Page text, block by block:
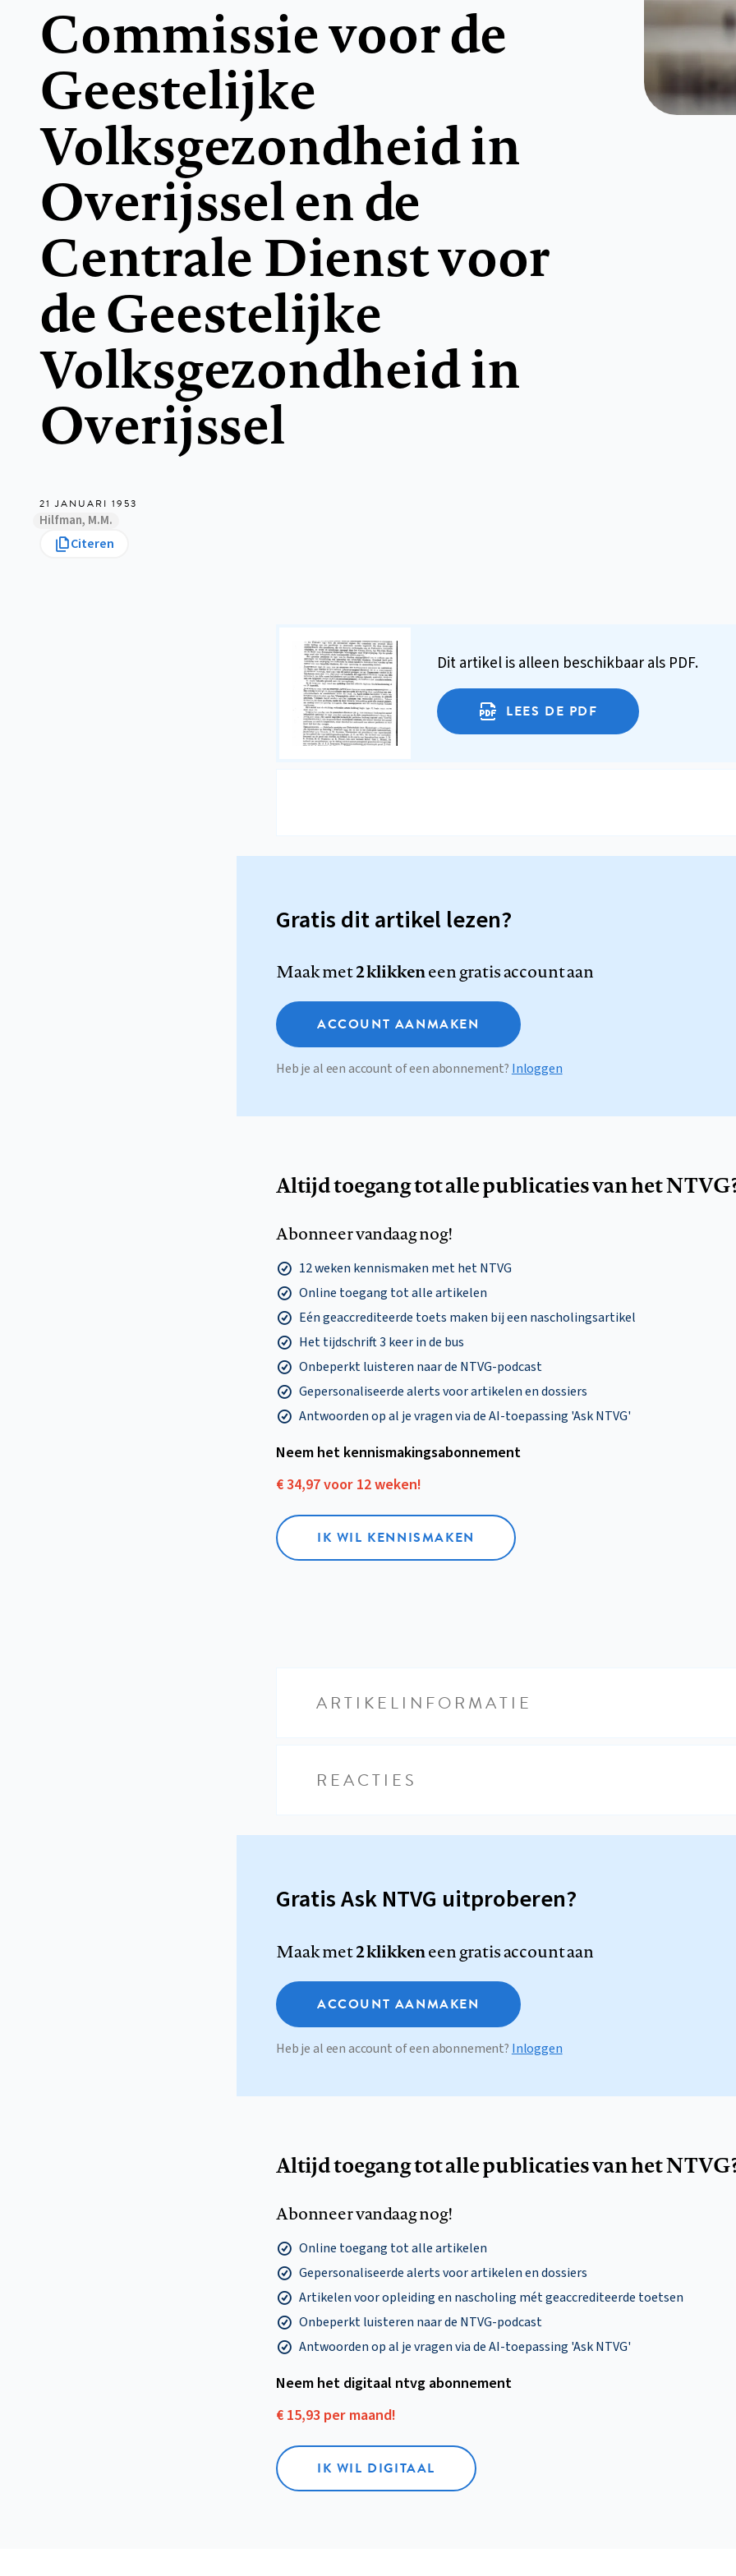
Commissie voor de
Geestelijke
Volksgezondheid in
Overijssel en de
Centrale Dienst voor
de Geestelijke
Volksgezondheid in
Overijssel
21 JANUARI 1953
Hilfman, M.M.
Citeren
Dit artikel is alleen beschikbaar als PDF.
LEES DE PDF
Gratis dit artikel lezen?
Maak met2 klikkeneen gratis account aan
ACCOUNT AANMAKEN
Heb je al een account of een abonnement? Inloggen
Altijd toegang tot alle publicaties van het
Abonneer vandaag nog!
12 weken kennismaken met het NTVG
Online toegang tot alle artikelen
Eén geaccrediteerde toets maken bij een nascholingsartikel
Het tijdschrift 3 keer in de bus
Onbeperkt luisteren naar de NTVG-podcast
Gepersonaliseerde alerts voor artikelen en dossiers
Antwoorden op al je vragen via de AI-toepassing 'Ask NTVG'
Neem het kennismakings­abonnement
€ 34,97 voor 12 weken!
IK WIL KENNISMAKEN
ARTIKELINFORMATIE
REACTIES
Gratis Ask NTVG uitproberen?
Maak met2 klikkeneen gratis account aan
ACCOUNT AANMAKEN
Heb je al een account of een abonnement? Inloggen
Altijd toegang tot alle publicaties van het
Abonneer vandaag nog!
Online toegang tot alle artikelen
Gepersonaliseerde alerts voor artikelen en dossiers
Artikelen voor opleiding en nascholing mét geaccrediteerde toetsen
Onbeperkt luisteren naar de NTVG-podcast
Antwoorden op al je vragen via de AI-toepassing 'Ask NTVG'
Neem het digitaal ntvg abonnement
€ 15,93 per maand!
IK WIL DIGITAAL